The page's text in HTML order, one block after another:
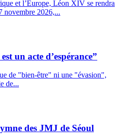
et l’Europe, Léon XIV se rendra
novembre 2026,...
un acte d’espérance”
de "bien-être" ni une "évasion",
de...
des JMJ de Séoul